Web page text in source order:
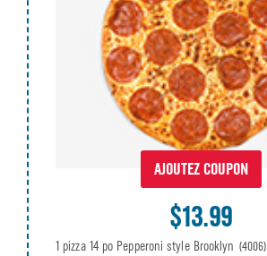
AJOUTEZ COUPON
$13.99
1 pizza 14 po Pepperoni style Brooklyn (4006)